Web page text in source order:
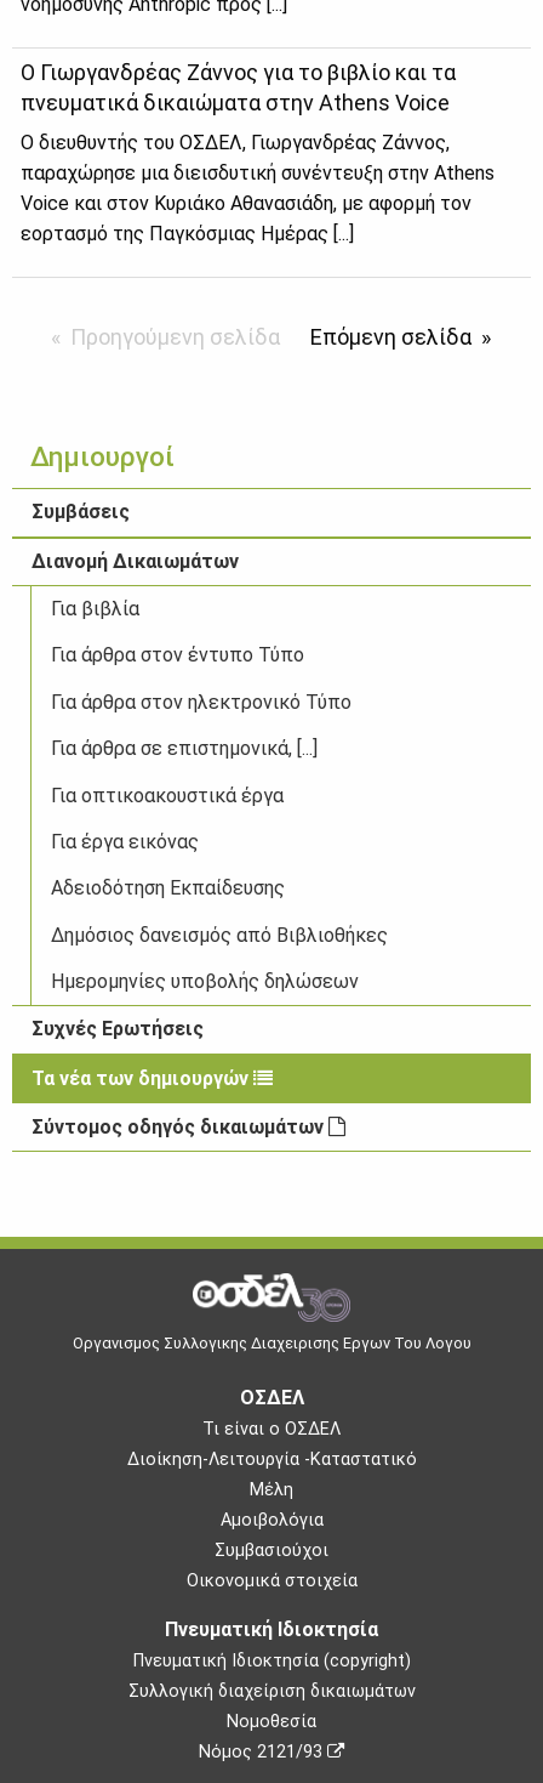
Δημιουργοί
Συμβάσεις
Διανομή Δικαιωμάτων
Για βιβλία
Για άρθρα στον έντυπο Τύπο
Για άρθρα στον ηλεκτρονικό Τύπο
Για άρθρα σε επιστημονικά, [...]
Για οπτικοακουστικά έργα
Για έργα εικόνας
Αδειοδότηση Εκπαίδευσης
Δημόσιος δανεισμός από Βιβλιοθήκες
Ημερομηνίες υποβολής δηλώσεων
Συχνές Ερωτήσεις
Τα νέα των δημιουργών
Σύντομος οδηγός δικαιωμάτων
Ο Γιωργανδρέας Ζάννος για το βιβλίο και τα
πνευματικά δικαιώματα στην Athens Voice
Ο διευθυντής του ΟΣΔΕΛ, Γιωργανδρέας Ζάννος,
παραχώρησε μια διεισδυτική συνέντευξη στην Athens
Voice και στον Κυριάκο Αθανασιάδη, με αφορμή τον
εορτασμό της Παγκόσμιας Ημέρας [...]
Προηγούμενη σελίδα Επόμενη σελίδα
Οργανισμος Συλλογικης Διαχειρισης Εργων Του Λογου
ΟΣΔΕΛ
Τι είναι ο ΟΣΔΕΛ
Διοίκηση-Λειτουργία -Καταστατικό
Μέλη
Αμοιβολόγια
Συμβασιούχοι
Οικονομικά στοιχεία
Πνευματική Ιδιοκτησία
Πνευματική Ιδιοκτησία (copyright)
Συλλογική διαχείριση δικαιωμάτων
Νομοθεσία
Νόμος 2121/93